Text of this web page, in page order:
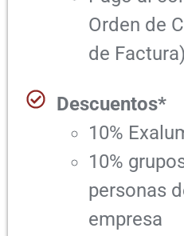
Orden de
de Factura)
Descuentos*
10%
10%
personas
empresa